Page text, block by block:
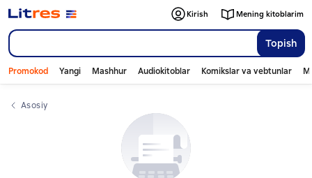
Topish
Kirish Mening kitoblarim
Promokod Yangi Mashhur Audiokitoblar Komikslar va vebtunlar
Asosiy
Слайдер с книгами